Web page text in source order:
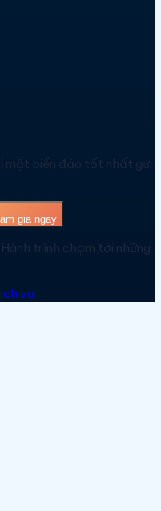
mật biển đảo tốt nhất gửi
gia ngay
Hành trình chạm tới những
vụ